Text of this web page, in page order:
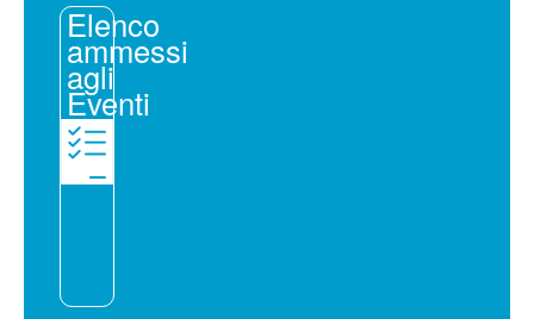
Elenco
ammessi
agli
Eventi